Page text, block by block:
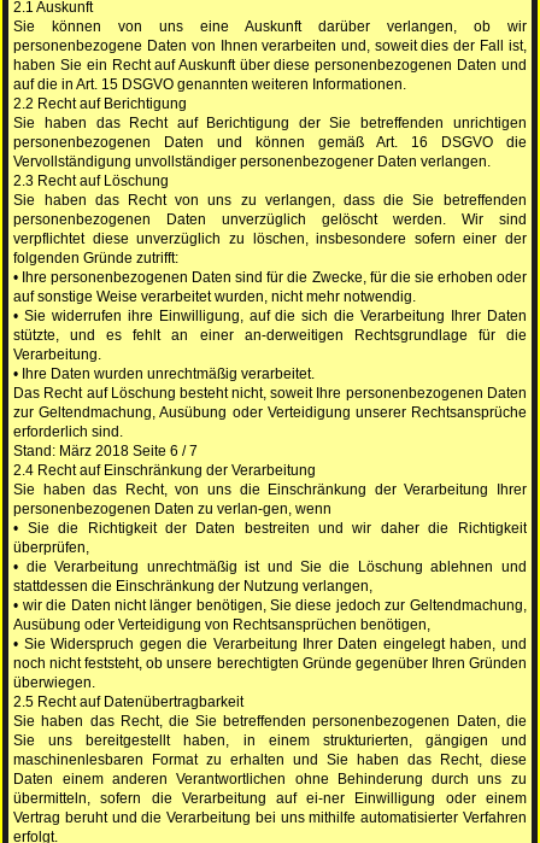
2.1 Auskunft
Sie können von uns eine Auskunft darüber verlangen, ob wir
personenbezogene Daten von Ihnen verarbeiten und, soweit dies der Fall ist,
haben Sie ein Recht auf Auskunft über diese personenbezogenen Daten und
auf die in Art. 15 DSGVO genannten weiteren Informationen.
2.2 Recht auf Berichtigung
Sie haben das Recht auf Berichtigung der Sie betreffenden unrichtigen
personenbezogenen Daten und können gemäß Art. 16 DSGVO die
Vervollständigung unvollständiger personenbezogener Daten verlangen.
2.3 Recht auf Löschung
Sie haben das Recht von uns zu verlangen, dass die Sie betreffenden
personenbezogenen Daten unverzüglich gelöscht werden. Wir sind
verpflichtet diese unverzüglich zu löschen, insbesondere sofern einer der
folgenden Gründe zutrifft:
• Ihre personenbezogenen Daten sind für die Zwecke, für die sie erhoben oder
auf sonstige Weise verarbeitet wurden, nicht mehr notwendig.
• Sie widerrufen ihre Einwilligung, auf die sich die Verarbeitung Ihrer Daten
stützte, und es fehlt an einer an-derweitigen Rechtsgrundlage für die
Verarbeitung.
• Ihre Daten wurden unrechtmäßig verarbeitet.
Das Recht auf Löschung besteht nicht, soweit Ihre personenbezogenen Daten
zur Geltendmachung, Ausübung oder Verteidigung unserer Rechtsansprüche
erforderlich sind.
Stand: März 2018 Seite 6 / 7
2.4 Recht auf Einschränkung der Verarbeitung
Sie haben das Recht, von uns die Einschränkung der Verarbeitung Ihrer
personenbezogenen Daten zu verlan-gen, wenn
• Sie die Richtigkeit der Daten bestreiten und wir daher die Richtigkeit
überprüfen,
• die Verarbeitung unrechtmäßig ist und Sie die Löschung ablehnen und
stattdessen die Einschränkung der Nutzung verlangen,
• wir die Daten nicht länger benötigen, Sie diese jedoch zur Geltendmachung,
Ausübung oder Verteidigung von Rechtsansprüchen benötigen,
• Sie Widerspruch gegen die Verarbeitung Ihrer Daten eingelegt haben, und
noch nicht feststeht, ob unsere berechtigten Gründe gegenüber Ihren Gründen
überwiegen.
2.5 Recht auf Datenübertragbarkeit
Sie haben das Recht, die Sie betreffenden personenbezogenen Daten, die
Sie uns bereitgestellt haben, in einem strukturierten, gängigen und
maschinenlesbaren Format zu erhalten und Sie haben das Recht, diese
Daten einem anderen Verantwortlichen ohne Behinderung durch uns zu
übermitteln, sofern die Verarbeitung auf ei-ner Einwilligung oder einem
Vertrag beruht und die Verarbeitung bei uns mithilfe automatisierter Verfahren
erfolgt.